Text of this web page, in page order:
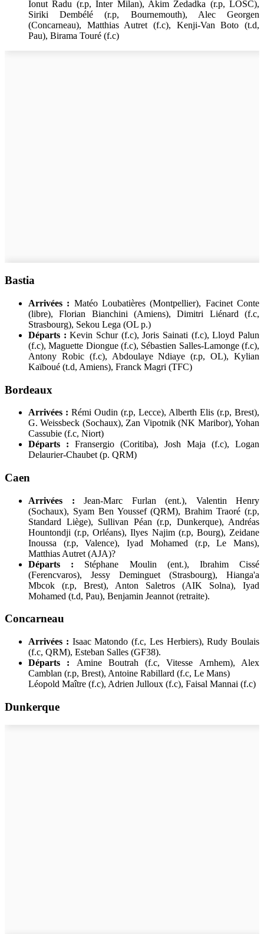
Ionut Radu (r.p, Inter Milan), Akim Zedadka (r.p, LOSC),
Siriki Dembélé (r.p, Bournemouth), Alec Georgen
(Concarneau), Matthias Autret (f.c), Kenji-Van Boto (t.d,
Pau), Birama Touré (f.c)
Bastia
Arrivées : Matéo Loubatières (Montpellier), Facinet Conte
(libre), Florian Bianchini (Amiens), Dimitri Liénard (f.c,
Strasbourg), Sekou Lega (OL p.)
Départs : Kevin Schur (f.c), Joris Sainati (f.c), Lloyd Palun
(f.c), Maguette Diongue (f.c), Sébastien Salles-Lamonge (f.c),
Antony Robic (f.c), Abdoulaye Ndiaye (r.p, OL), Kylian
Kaïboué (t.d, Amiens), Franck Magri (TFC)
Bordeaux
Arrivées : Rémi Oudin (r.p, Lecce), Alberth Elis (r.p, Brest),
G. Weissbeck (Sochaux), Zan Vipotnik (NK Maribor), Yohan
Cassubie (f.c, Niort)
Départs : Fransergio (Coritiba), Josh Maja (f.c), Logan
Delaurier-Chaubet (p. QRM)
Caen
Arrivées : Jean-Marc Furlan (ent.), Valentin Henry
(Sochaux), Syam Ben Youssef (QRM), Brahim Traoré (r.p,
Standard Liège), Sullivan Péan (r.p, Dunkerque), Andréas
Hountondji (r.p, Orléans), Ilyes Najim (r.p, Bourg), Zeidane
Inoussa (r.p, Valence), Iyad Mohamed (r.p, Le Mans),
Matthias Autret (AJA)?
Départs : Stéphane Moulin (ent.), Ibrahim Cissé
(Ferencvaros), Jessy Deminguet (Strasbourg), Hianga'a
Mbcok (r.p, Brest), Anton Saletros (AIK Solna), Iyad
Mohamed (t.d, Pau), Benjamin Jeannot (retraite).
Concarneau
Arrivées : Isaac Matondo (f.c, Les Herbiers), Rudy Boulais
(f.c, QRM), Esteban Salles (GF38).
Départs : Amine Boutrah (f.c, Vitesse Arnhem), Alex
Camblan (r.p, Brest), Antoine Rabillard (f.c, Le Mans)
Léopold Maître (f.c), Adrien Julloux (f.c), Faisal Mannai (f.c)
Dunkerque